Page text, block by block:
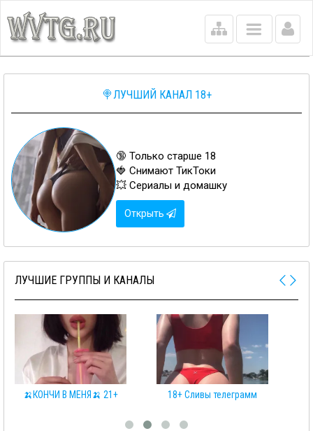
Main
menu
🍭ЛУЧШИЙ КАНАЛ 18+
🔞 Только старше 18
🍓 Снимают ТикТоки
💥 Сериалы и домашку
Открыть
ЛУЧШИЕ ГРУППЫ И КАНАЛЫ
21+ 18+ Сливы телеграмм КЛУБНИЧКА